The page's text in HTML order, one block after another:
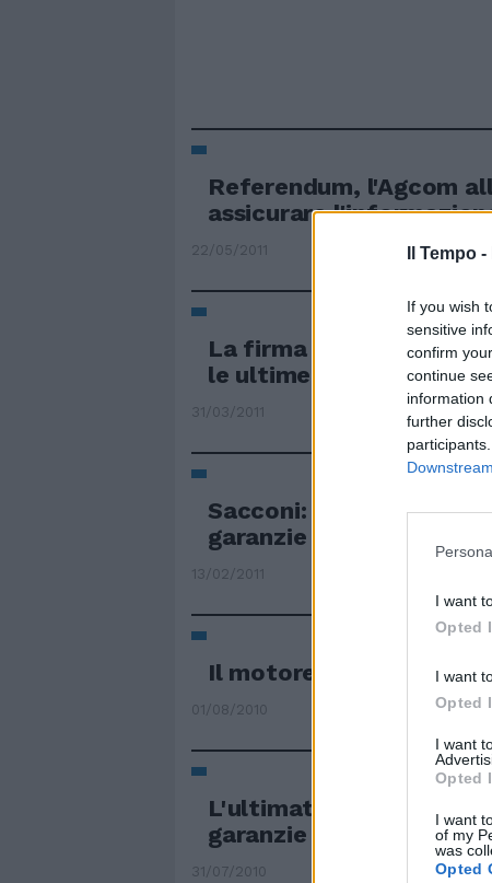
Il Tempo -
If you wish
sensitive
confirm
continue
information
further
I want
Opted
I want
Opted
I want
Opted
I want
of my
was
Opted
Referendum, l'Agcom
assicurare
22/05/2011
La firma a Boston il 15
le ultime garanzie
31/03/2011
Sacconi: alla Fiat
garanzie
13/02/2011
Il motore Renault dà
01/08/2010
L'ultimatum di
garanzie non si investe
31/07/2010